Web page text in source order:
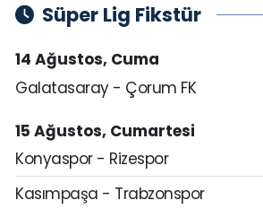
Süper Lig Fikstür
14 Ağustos, Cuma
Galatasaray - Çorum FK
15 Ağustos, Cumartesi
Konyaspor - Rizespor
Kasımpaşa - Trabzonspor